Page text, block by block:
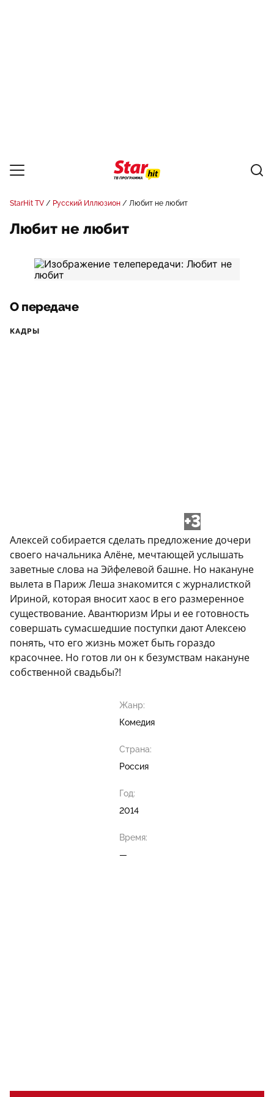
StarHit TV Русский Иллюзион Любит нe любит
Любит нe любит
О передаче
КАДРЫ
+3
Алексей собирается сделать предложение дочери
своего начальника Алёне, мечтающей услышать
заветные слова на Эйфелевой башне. Но накануне
вылета в Париж Леша знакомится с журналисткой
Ириной, которая вносит хаос в его размеренное
существование. Авантюризм Иры и ее готовность
совершать сумасшедшие поступки дают Алексею
понять, что его жизнь может быть гораздо
красочнее. Но готов ли он к безумствам накануне
собственной свадьбы?!
Жанр:
Комедия
Страна:
Россия
Год:
2014
Время:
—